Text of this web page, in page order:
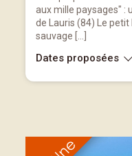
aux mille paysages" :
de Lauris (84) Le petit
sauvage […]
Dates proposées